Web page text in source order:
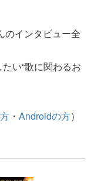
のインタビュー全
い“歌に関わるお
・ Androidの方）